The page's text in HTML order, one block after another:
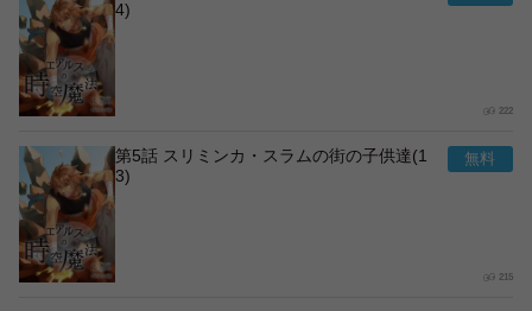
4)
222
第5話 スリミンカ・スラムの街の子供達(1
3)
215